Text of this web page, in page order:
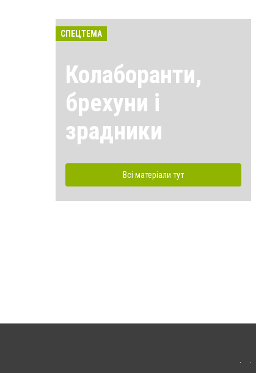
СПЕЦТЕМА
Колаборанти,
брехуни і
зрадники
Всі матеріали тут